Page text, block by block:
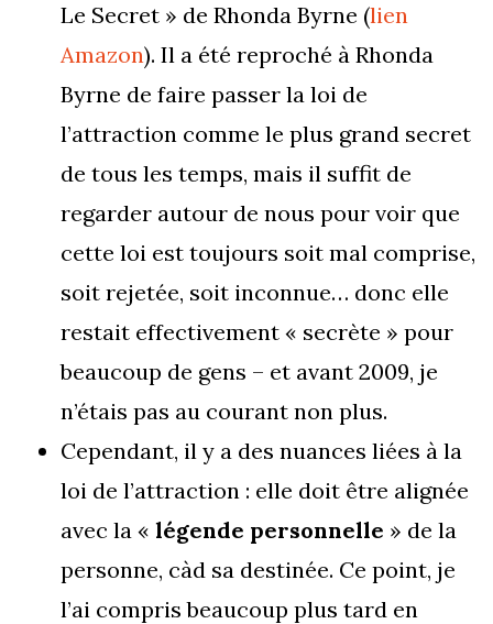
Le Secret » de Rhonda Byrne (lien
Amazon). Il a été reproché à Rhonda
Byrne de faire passer la loi de
l’attraction comme le plus grand secret
de tous les temps, mais il suffit de
regarder autour de nous pour voir que
cette loi est toujours soit mal comprise,
soit rejetée, soit inconnue… donc elle
restait effectivement « secrète » pour
beaucoup de gens – et avant 2009, je
n’étais pas au courant non plus.
Cependant, il y a des nuances liées à la
loi de l’attraction : elle doit être alignée
avec la « légende personnelle » de la
personne, càd sa destinée. Ce point, je
l’ai compris beaucoup plus tard en